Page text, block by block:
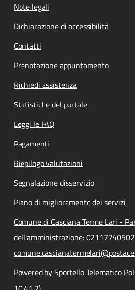
Note legali
Dichiarazione di accessibilità
Contatti
Prenotazione appuntamento
Richiedi assistenza
Statistiche del portale
Leggi le FAQ
Pagamenti
Riepilogo valutazioni
Segnalazione disservizio
Piano di miglioramento dei servizi
Comune di Casciana Terme Lari -
dell'amministrazione: 02117740502
Powered by Sportello Telematico